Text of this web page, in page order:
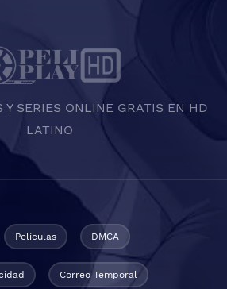
SERIES ONLINE GRATIS EN HD
LATINO
Películas DMCA
Correo Temporal